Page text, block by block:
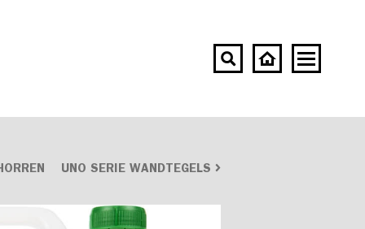
UNO SERIE WANDTEGELS